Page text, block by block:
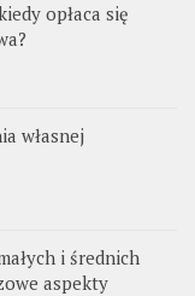
opłaca się
własnej
i średnich
aspekty